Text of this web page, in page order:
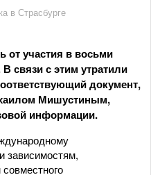
в Страсбурге
от участия в восьми
связи с этим утратили
документ,
Мишустиным,
информации.
зависимостям,